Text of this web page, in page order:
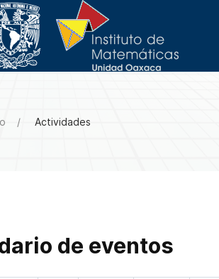
Actividades
de eventos